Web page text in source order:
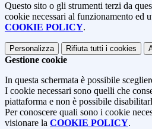
Questo sito o gli strumenti terzi da
cookie necessari al funzionamento ed
COOKIE POLICY.
Personalizza Rifiuta tutti i cookies
Gestione cookie
In questa schermata è possibile
I cookie necessari sono quelli che
piattaforma e non è possibile
Per conoscere quali sono i cookie
visionare la COOKIE POLICY.